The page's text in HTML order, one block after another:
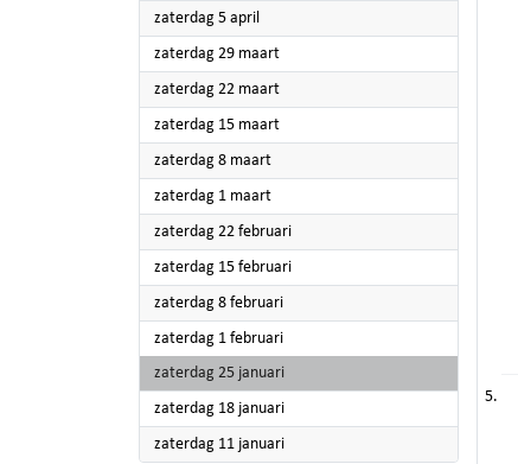
zaterdag 5 april
zaterdag 29 maart2025
zaterdag 22 maart2025
zaterdag 15 maart2025
zaterdag 8 maart2025
zaterdag 1 maart2025
zaterdag 22 februari2025
zaterdag 15 februari2025
zaterdag 8 februari2025
zaterdag 1 februari2025
zaterdag 25 januari2025
zaterdag 18 januari2025
zaterdag 11 januari2025